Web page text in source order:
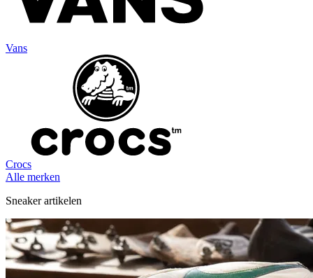
Vans
Crocs
Alle merken
Sneaker artikelen